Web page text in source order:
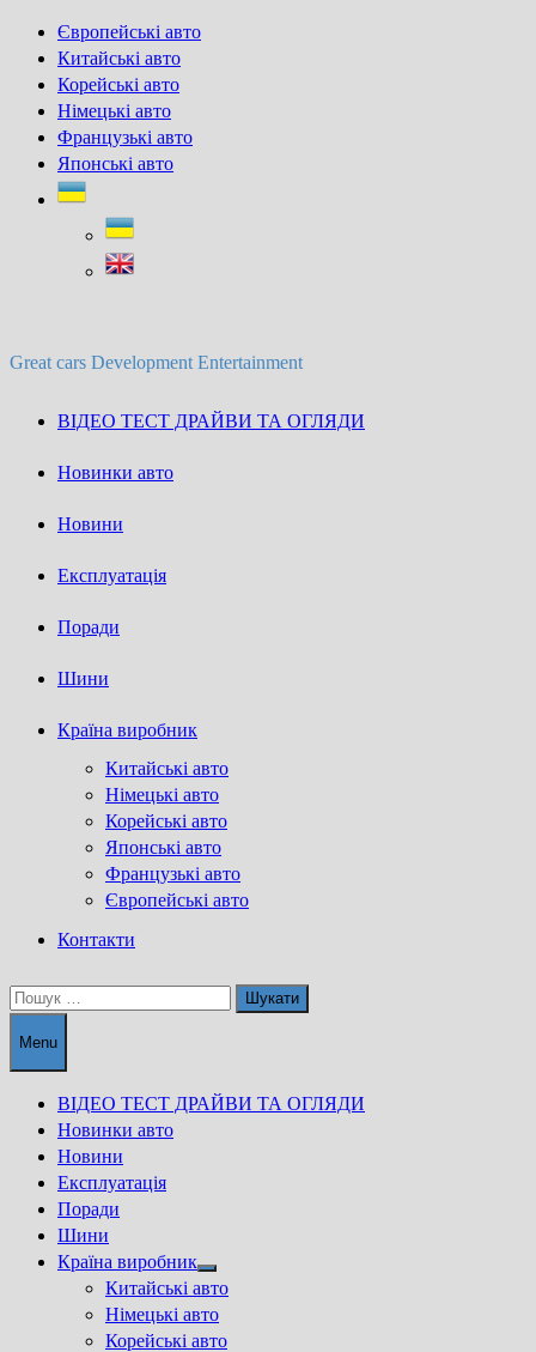
Skip
content
Європейські авто
Китайські авто
Корейські авто
Німецькі авто
Французькі авто
Японські авто
Great cars Development Entertainment
ВІДЕО ТЕСТ ДРАЙВИ ТА ОГЛЯДИ
Новинки авто
Новини
Експлуатація
Поради
Шини
Країна виробник
Китайські авто
Німецькі авто
Корейські авто
Японські авто
Французькі авто
Європейські авто
Контакти
Пошук:
Menu
ВІДЕО ТЕСТ ДРАЙВИ ТА ОГЛЯДИ
Новинки авто
Новини
Експлуатація
Поради
Шини
Країна виробник
Show
sub
menu
Китайські авто
Німецькі авто
Корейські авто